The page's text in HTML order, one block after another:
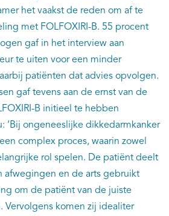
het vaakst de reden om af te
met FOLFOXIRI-B. 55 procent
gaf in het interview aan
te uiten voor een minder
patiënten dat advies opvolgen.
gaf tevens aan de ernst van de
B initieel te hebben
‘Bij ongeneeslijke dikkedarmkanker
complex proces, waarin zowel
rol spelen. De patiënt deelt
afwegingen en de arts gebruikt
om de patiënt van de juiste
Vervolgens komen zij idealiter